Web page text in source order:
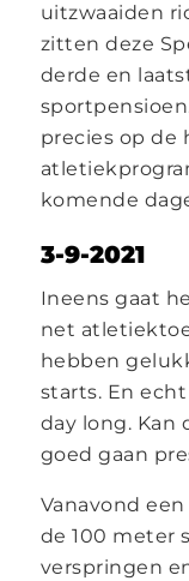
uitzwaaiden
zitten deze
derde en
precies op de
komende
3-9-2021
Ineens gaat
net
hebben
starts. En
day long. Kan
goed gaan
Vanavond
de 100 meter
verspringen